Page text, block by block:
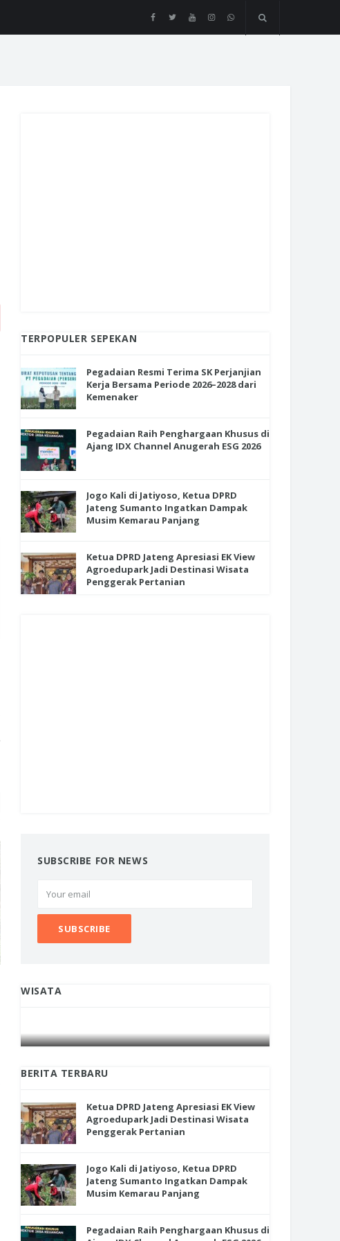
Ketua DPRD Jateng Apresiasi EK
View Agroedupark Jadi Destinasi
TERPOPULER SEPEKAN
Pegadaian Resmi Terima SK Perjanjian
Kerja Bersama Periode 2026–2028 dari
Kemenaker
Pegadaian Raih Penghargaan Khusus di
Ajang IDX Channel Anugerah ESG 2026
Jogo Kali di Jatiyoso, Ketua DPRD
Jateng Sumanto Ingatkan Dampak
Musim Kemarau Panjang
Ketua DPRD Jateng Apresiasi EK View
Agroedupark Jadi Destinasi Wisata
Penggerak Pertanian
SUBSCRIBE FOR NEWS
WISATA
BERITA TERBARU
Ketua DPRD Jateng Apresiasi EK View
Agroedupark Jadi Destinasi Wisata
Penggerak Pertanian
Jogo Kali di Jatiyoso, Ketua DPRD
Jateng Sumanto Ingatkan Dampak
Musim Kemarau Panjang
Pegadaian Raih Penghargaan Khusus di